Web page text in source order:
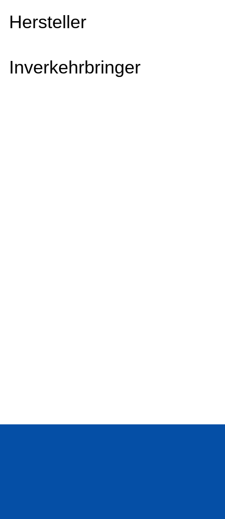
Hersteller
Inverkehrbringer